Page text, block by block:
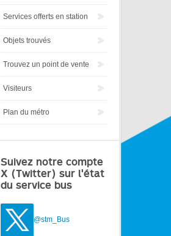
Services offerts en station
Objets trouvés
Trouvez un point de vente
Visiteurs
Plan du métro
Suivez notre compte
X (Twitter) sur l'état
du service bus
@stm_Bus